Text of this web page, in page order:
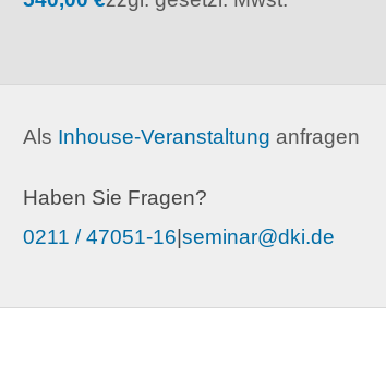
Als Inhouse-Veranstaltung anfragen
Haben Sie Fragen?
0211 / 47051-16|seminar@dki.de